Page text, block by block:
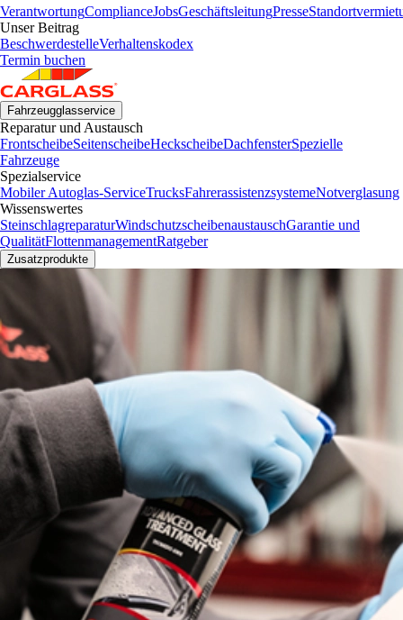
VerantwortungComplianceJobsGeschäftsleitungPresse
Unser Beitrag
BeschwerdestelleVerhaltenskodex
Termin buchen
Fahrzeugglasservice
Reparatur und Austausch
FrontscheibeSeitenscheibeHeckscheibeDachfensterSpezielle
Fahrzeuge
Spezialservice
Mobiler Autoglas-ServiceTrucksFahrerassistenzsystemeNotverglasung
Wissenswertes
SteinschlagreparaturWindschutzscheibenaustauschGarantie und
QualitätFlottenmanagementRatgeber
Zusatzprodukte